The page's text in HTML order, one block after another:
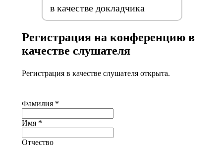
в качестве докладчика
Регистрация на конференцию в
качестве слушателя
Регистрация в качестве слушателя открыта.
Фамилия *
Имя *
Отчество